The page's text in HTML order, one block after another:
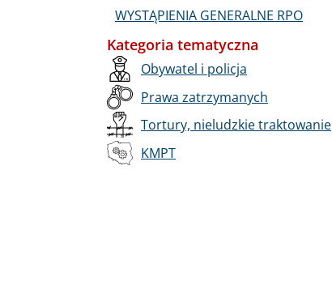
WYSTĄPIENIA GENERALNE RPO
Kategoria tematyczna
Obywatel i policja
Prawa zatrzymanych
Tortury, nieludzkie traktowanie
KMPT